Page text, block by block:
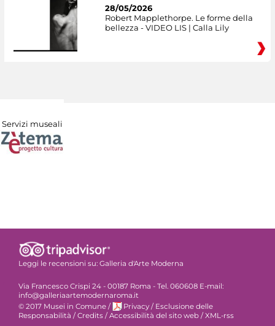
28/05/2026
Robert Mapplethorpe. Le forme della
bellezza - VIDEO LIS | Calla Lily
Servizi museali
Leggi le recensioni su: Galleria d'Arte Moderna
Via Francesco Crispi 24 - 00187 Roma - Tel. 060608 E-mail:
info@galleriaartemodernaroma.it
© 2017 Musei in Comune / Privacy / Esclusione delle
Responsabilità / Credits / Accessibilità del sito web / XML-rss